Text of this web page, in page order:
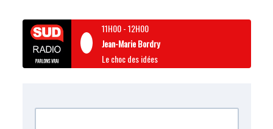
11H00-12H00
Jean-Marie Bordry
Le choc des idées